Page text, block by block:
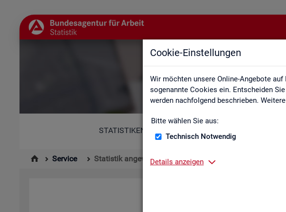
Cookie-Einstellungen
Wir möchten unsere Online-Angebote
sogenannte Cookies ein. Entscheiden
werden nachfolgend beschrieben.
Bitte wählen Sie aus:
Technisch Notwendig
Details anzeigen
STATISTIKEN
Service Statistik angewendet